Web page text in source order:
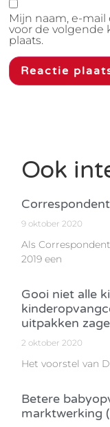
Mijn naam, e-
voor de volgende
plaats.
Ook
9 oktober 2020
Als
2019 een
Gooi niet alle
uitpakken
2 oktober 2020
Het voorstel van
Betere
marktwerking